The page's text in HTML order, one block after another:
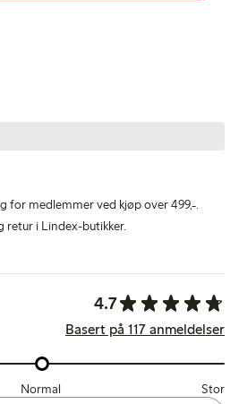
for medlemmer ved kjøp over 499,-.
retur i Lindex-butikker.
4.7
Basert på 117 anmeldelser
Normal Stor